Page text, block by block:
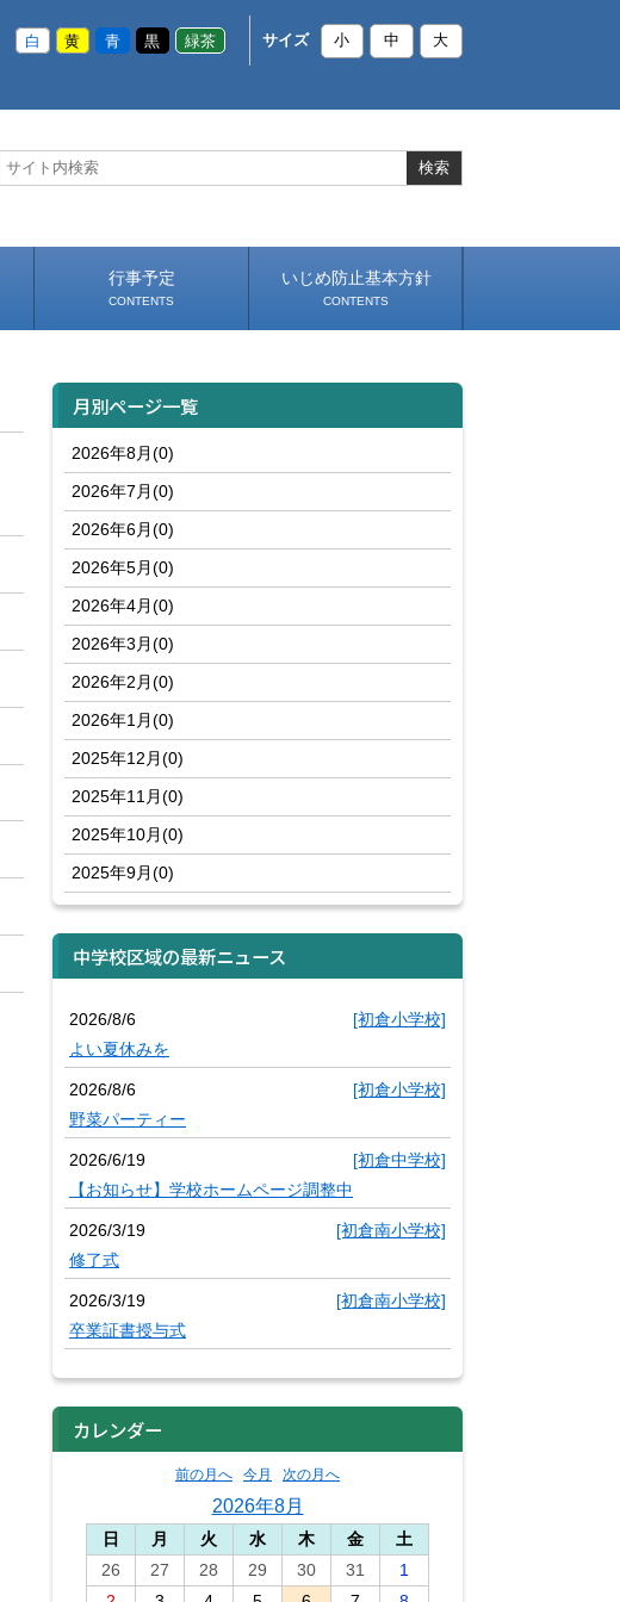
白 黄 青 黒 緑茶 サイズ 小 中 大
行事予定
CONTENTS
いじめ防止基本方針
CONTENTS
月別ページ一覧
2026年8月(0)
2026年7月(0)
2026年6月(0)
2026年5月(0)
2026年4月(0)
2026年3月(0)
2026年2月(0)
2026年1月(0)
2025年12月(0)
2025年11月(0)
2025年10月(0)
2025年9月(0)
中学校区域の最新ニュース
2026/8/6
[初倉小学校]
よい夏休みを
2026/8/6
[初倉小学校]
野菜パーティー
2026/6/19
[初倉中学校]
【お知らせ】学校ホームページ調整中
2026/3/19
[初倉南小学校]
修了式
2026/3/19
[初倉南小学校]
卒業証書授与式
カレンダー
前の月へ 今月 次の月へ
2026年8月
日 月 火 水 木 金
土
26
27 28 29 30 31
1